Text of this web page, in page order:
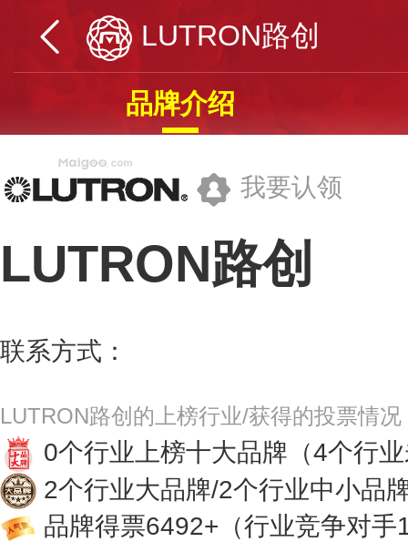
LUTRON路创
品牌介绍
我要认领
LUTRON路创
联系方式：
LUTRON路创的上榜行业/获得的投票情况
0个行业上榜十大品牌 （4个行
2个行业大品牌/2个行业中小品
品牌得票6492+ （行业竞争对